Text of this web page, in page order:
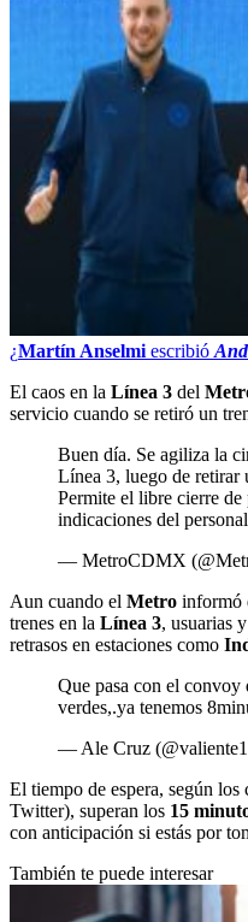
¿Martín Anselmi escribió
El caos en la Línea 3 del
servicio cuando se retiró un
Buen día. Se agiliza la
Línea 3, luego de retirar
Permite el libre cierre de
indicaciones del
— MetroCDMX
Aun cuando el Metro informó
trenes en la Línea 3, usuarias
retrasos en estaciones como
Que pasa con el convoy
verdes,.ya tenemos
— Ale Cruz
El tiempo de espera, según
Twitter), superan los 15
con anticipación si estás por
También te puede interesar